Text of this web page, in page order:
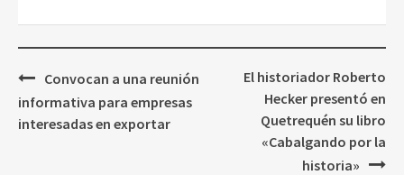
Navegación
de
entradas
Convocan a una reunión
informativa para empresas
interesadas en exportar
El historiador Roberto
Hecker presentó en
Quetrequén su libro
«Cabalgando por la
historia»